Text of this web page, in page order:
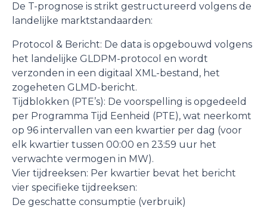
De T-prognose is strikt gestructureerd volgens de
landelijke marktstandaarden:
Protocol & Bericht: De data is opgebouwd volgens
het landelijke GLDPM-protocol en wordt
verzonden in een digitaal XML-bestand, het
zogeheten GLMD-bericht.
Tijdblokken (PTE’s): De voorspelling is opgedeeld
per Programma Tijd Eenheid (PTE), wat neerkomt
op 96 intervallen van een kwartier per dag (voor
elk kwartier tussen 00:00 en 23:59 uur het
verwachte vermogen in MW).
Vier tijdreeksen: Per kwartier bevat het bericht
vier specifieke tijdreeksen:
De geschatte consumptie (verbruik)